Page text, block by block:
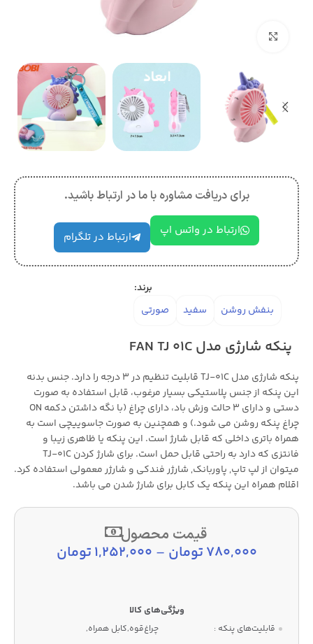
برای دریافت مشاوره با ما در ارتباط باشید.
ارتباط در واتس اپ ارتباط در تلگرام
برند:
بنفش روشن
سفید صورتی
پنکه شارژی مدل FAN TJ 01C
پنکه شارژی مدل TJ-01C قابلیت تنظیم در 3 درجه را دارد. جنس بدنه
این پنکه از جنس پلاستیکی بسیار مرغوب، قابل استفاده به صورت
دستی و دارای 3 حالت وزش باد، دارای چراغ (با نگه داشتن دکمه ON
چراغ پنکه روشن می شود.) و همچنین به صورت جاسوییچی است به
همراه باتری داخلی که قابل شارژ است. این پنکه یا ظاهری زیبا و
فانتزی که دارد به راحتی قابل حمل است. برای شارژ کردن TJ-01C
میتوان از لپ تاپ, پاوربانک, شارژر فندکی و شارژر معمولی استفاده کرد.
اقلام همراه این پنکه یک کابل برای شارژ شدن می باشد.
قیمت محصول
780,000تومان –
1,252,000تومان
قابلیت‌های پنکه : چراغ‌قوه,کابل همراه,